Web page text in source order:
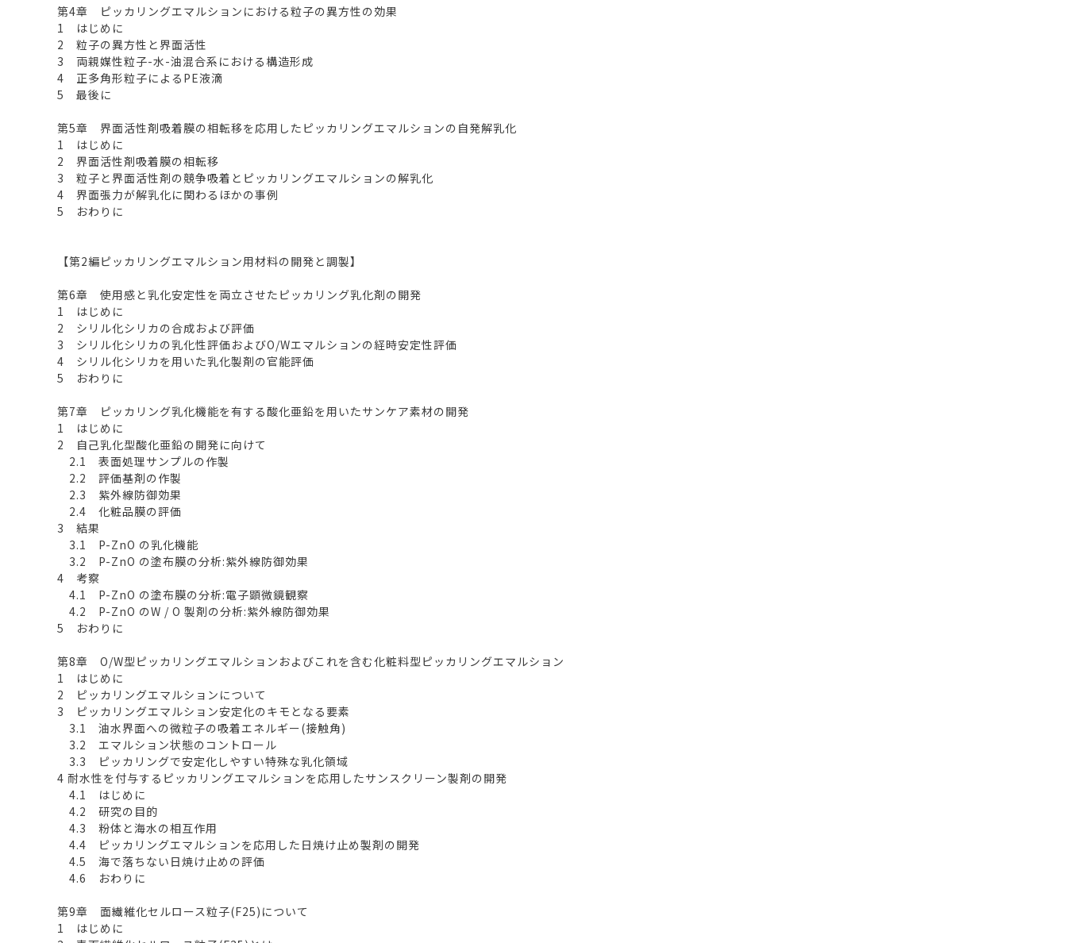
第4章 ピッカリングエマルションにおける粒子の異方性の効果
1 はじめに
2 粒子の異方性と界面活性
3 両親媒性粒子-水-油混合系における構造形成
4 正多角形粒子によるPE液滴
5 最後に
第5章 界面活性剤吸着膜の相転移を応用したピッカリングエマルションの自発解乳化
1 はじめに
2 界面活性剤吸着膜の相転移
3 粒子と界面活性剤の競争吸着とピッカリングエマルションの解乳化
4 界面張力が解乳化に関わるほかの事例
5 おわりに
【第2編ピッカリングエマルション用材料の開発と調製】
第6章 使用感と乳化安定性を両立させたピッカリング乳化剤の開発
1 はじめに
2 シリル化シリカの合成および評価
3 シリル化シリカの乳化性評価およびO/Wエマルションの経時安定性評価
4 シリル化シリカを用いた乳化製剤の官能評価
5 おわりに
第7章 ピッカリング乳化機能を有する酸化亜鉛を用いたサンケア素材の開発
1 はじめに
2 自己乳化型酸化亜鉛の開発に向けて
2.1 表面処理サンプルの作製
2.2 評価基剤の作製
2.3 紫外線防御効果
2.4 化粧品膜の評価
3 結果
3.1 P-ZnO の乳化機能
3.2 P-ZnO の塗布膜の分析:紫外線防御効果
4 考察
4.1 P-ZnO の塗布膜の分析:電子顕微鏡観察
4.2 P-ZnO のW / O 製剤の分析:紫外線防御効果
5 おわりに
第8章 O/W型ピッカリングエマルションおよびこれを含む化粧料型ピッカリングエマルション
1 はじめに
2 ピッカリングエマルションについて
3 ピッカリングエマルション安定化のキモとなる要素
3.1 油水界面への微粒子の吸着エネルギー(接触角)
3.2 エマルション状態のコントロール
3.3 ピッカリングで安定化しやすい特殊な乳化領域
4 耐水性を付与するピッカリングエマルションを応用したサンスクリーン製剤の開発
4.1 はじめに
4.2 研究の目的
4.3 粉体と海水の相互作用
4.4 ピッカリングエマルションを応用した日焼け止め製剤の開発
4.5 海で落ちない日焼け止めの評価
4.6 おわりに
第9章 面繊維化セルロース粒子(F25)について
1 はじめに